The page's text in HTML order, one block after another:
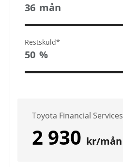
36 mån
Restskuld*
50 %
Toyota Financial Services
2 930 kr/mån